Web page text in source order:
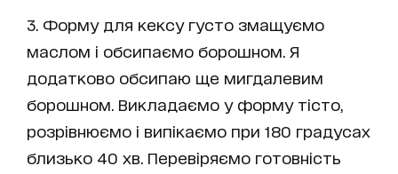
3. Форму для кексу густо змащуємо
маслом і обсипаємо борошном. Я
додатково обсипаю ще мигдалевим
борошном. Викладаємо у форму тісто,
розрівнюємо і випікаємо при 180 градусах
близько 40 хв. Перевіряємо готовність